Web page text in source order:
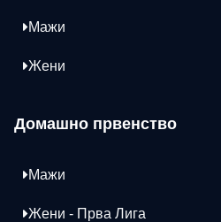
Мажи
Жени
Домашно првенство
Мажи
Жени - Прва Лига